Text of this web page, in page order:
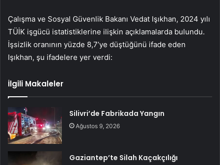
Çalışma ve Sosyal Güvenlik Bakanı Vedat Işıkhan, 2024 yılı
TÜİK işgücü istatistiklerine ilişkin açıklamalarda bulundu.
İşsizlik oranının yüzde 8,7’ye düştüğünü ifade eden
Işıkhan, şu ifadelere yer verdi:
İlgili Makaleler
Silivri’de Fabrikada Yangın
Ağustos 9, 2026
Gaziantep’te Silah Kaçakçılığı